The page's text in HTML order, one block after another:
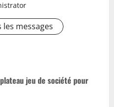
messages
jeu de société pour